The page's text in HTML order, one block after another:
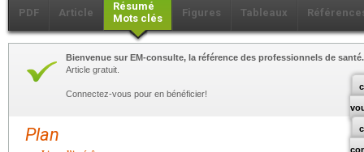
PDF Article
Résumé
Mots clés
Figures Tableaux
Bienvenue sur EM-consulte, la référence des professionnels de santé.
Article gratuit.
Connectez-vous pour en bénéficier!
Plan